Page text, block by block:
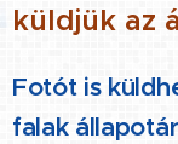
küldjük az
Fotót is
falak